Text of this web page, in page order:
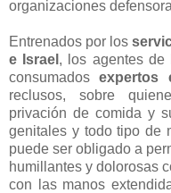
organizaciones
Entrenados por los
e Israel , los agentes de
consumadosexpertos
reclusos, sobre
privación de comida y
genitales y todo tipo de
puede ser obligado a
humillantes y dolorosas
con las manos